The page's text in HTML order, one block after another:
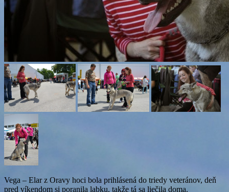
Vega – Elar z Oravy hoci bola prihlásená do triedy veteránov, deň
pred víkendom si poranila labku, takže tá sa liečila doma.